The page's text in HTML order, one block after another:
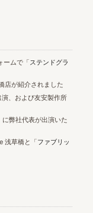
ームで「ステンドグラ
店が紹介されました
、および友安製作所
弊社代表が出演いた
浅草橋と「ファブリッ